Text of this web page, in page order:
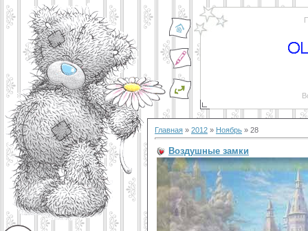
Главная » 2012 » Ноябрь » 28
Воздушные замки